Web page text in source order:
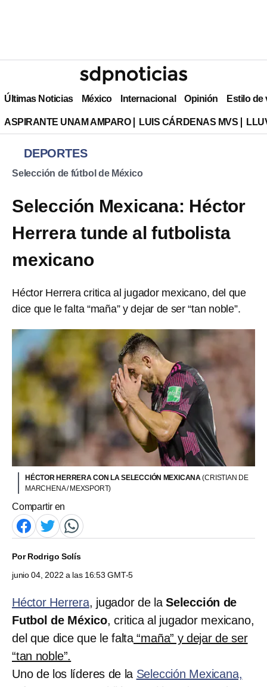
Últimas Noticias México Internacional Opinión Estilo de
ASPIRANTE UNAM AMPARO LUIS CÁRDENAS MVS
DEPORTES
Selección de fútbol de México
Selección Mexicana: Héctor
Herrera tunde al futbolista
mexicano
Héctor Herrera critica al jugador mexicano, del que
dice que le falta “maña” y dejar de ser “tan noble”.
HÉCTOR HERRERA CON LA SELECCIÓN MEXICANA(CRISTIAN DE
MARCHENA / MEXSPORT)
Compartir en
PorRodrigo Solís
junio 04, 2022 a las 16:53 GMT-5
Héctor Herrera, jugador de laSelección de
Futbol de México, critica al jugador mexicano,
del que dice que le falta “maña” y dejar de ser
“tan noble”.
Uno de los líderes de la Selección Mexicana,